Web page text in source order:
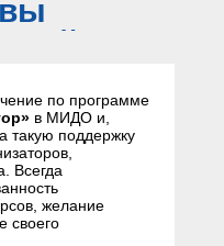
по программе
в МИДО и,
такую поддержку
Всегда
желание
своего